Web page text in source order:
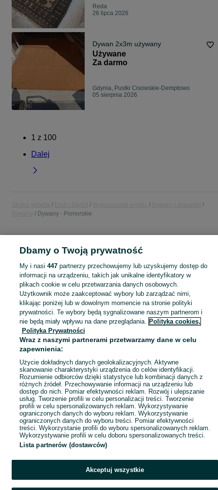
Reda
26 lipca 2026
Dywan 2x3m używany
Używane
Za darmo
Gdynia, Pustki Cisowskie-Demptowo
05 sierpnia 2026
1 z 100
Dalej
Dywany - Pomorskie
KATEGORIA
Sprzedaż dywanów Pomorskie ▶️ Szeroki wybór kolorów, rozmiarów i materiałów ✅ Nowe i używane w atrakcyjnych cenach ☝ Sprawdź oferty i kupuj na OLX.pl!
Mapa kategorii
Mapa miejscowości
Mapa ministron
Popularne wyszukiwania
Dbamy o Twoją prywatność
My i nasi 447partnerzy przechowujemy lub uzyskujemy dostęp do
informacji na urządzeniu, takich jak unikalne identyfikatory w
plikach cookie w celu przetwarzania danych osobowych.
Użytkownik może zaakceptować wybory lub zarządzać nimi,
klikając poniżej lub w dowolnym momencie na stronie polityki
prywatności. Te wybory będą sygnalizowane naszym partnerom i
nie będą miały wpływu na dane przeglądania. Polityka cookies,
Polityka Prywatności
Wraz z naszymi partnerami przetwarzamy dane w celu
zapewnienia:
Użycie dokładnych danych geolokalizacyjnych. Aktywne
skanowanie charakterystyki urządzenia do celów identyfikacji.
Rozumienie odbiorców dzięki statystyce lub kombinacji danych z
różnych źródeł. Przechowywanie informacji na urządzeniu lub
dostęp do nich. Pomiar efektywności reklam. Rozwój i ulepszanie
usług. Tworzenie profili w celu personalizacji treści. Tworzenie
profili w celu spersonalizowanych reklam. Wykorzystywanie
ograniczonych danych do wyboru reklam. Wykorzystywanie
ograniczonych danych do wyboru treści. Pomiar efektywności
treści. Wykorzystanie profili do wyboru spersonalizowanych reklam.
Wykorzystywanie profili w celu doboru spersonalizowanych treści.
Lista partnerów (dostawców)
Akceptuj wszystkie